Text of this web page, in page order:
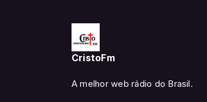
CristoFm
A melhor web rádio do Brasil.